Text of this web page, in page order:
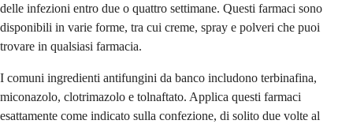
delle infezioni entro due o quattro settimane. Questi farmaci sono
disponibili in varie forme, tra cui creme, spray e polveri che puoi
trovare in qualsiasi farmacia.
I comuni ingredienti antifungini da banco includono terbinafina,
miconazolo, clotrimazolo e tolnaftato. Applica questi farmaci
esattamente come indicato sulla confezione, di solito due volte al